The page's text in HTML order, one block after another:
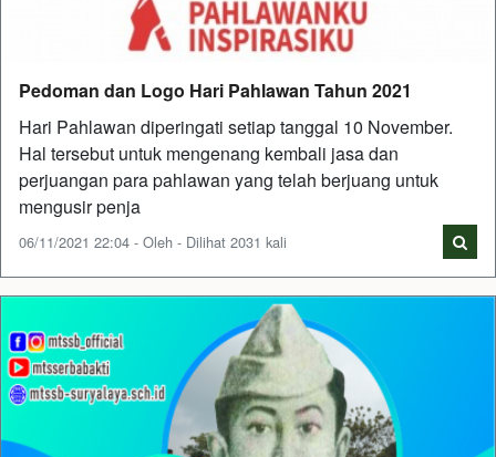
Pedoman dan Logo Hari Pahlawan Tahun 2021
Hari Pahlawan diperingati setiap tanggal 10 November.
Hal tersebut untuk mengenang kembali jasa dan
perjuangan para pahlawan yang telah berjuang untuk
mengusir penja
06/11/2021 22:04 - Oleh - Dilihat 2031 kali